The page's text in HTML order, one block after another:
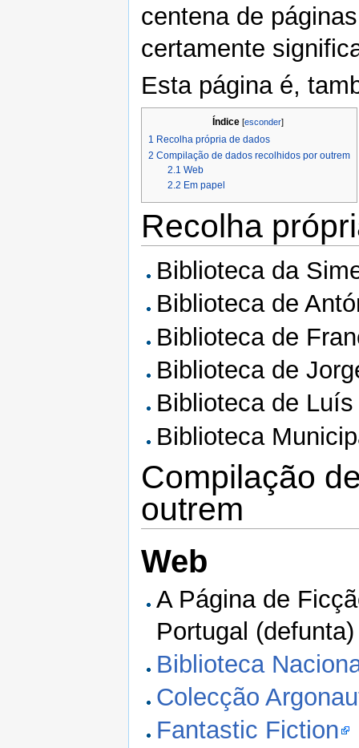
centena de
certamente
Esta página é,
Índice [esconder]
1 Recolha própria de dados
2 Compilação de dados recolhidos por outrem
2.1 Web
2.2 Em papel
Recolha
Biblioteca da
Biblioteca de
Biblioteca de
Biblioteca de
Biblioteca de
Biblioteca
Compilação
outrem
Web
A Página de
Portugal (defunta)
Biblioteca
Colecção
Fantastic Fiction